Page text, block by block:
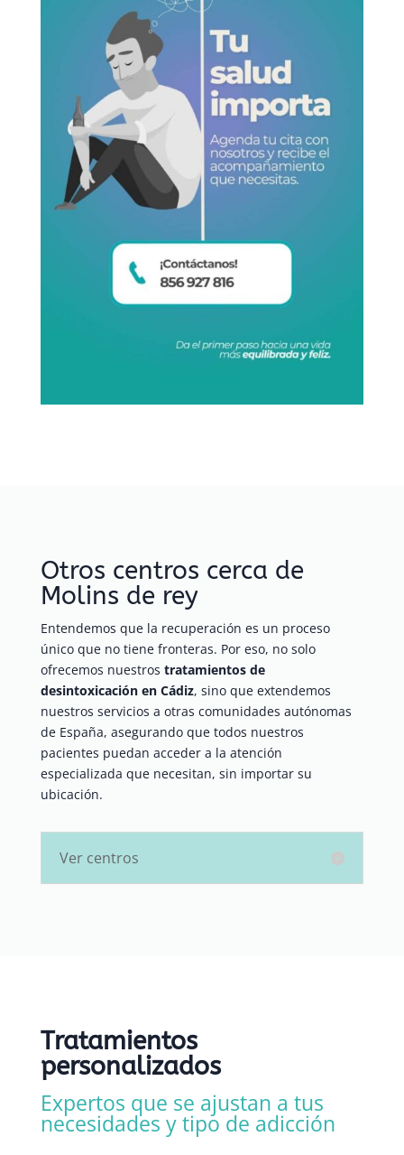
Otros centros cerca de
Molins de rey
Entendemos que la recuperación es un proceso
único que no tiene fronteras. Por eso, no solo
ofrecemos nuestros tratamientos de
desintoxicación en Cádiz, sino que extendemos
nuestros servicios a otras comunidades autónomas
de España, asegurando que todos nuestros
pacientes puedan acceder a la atención
especializada que necesitan, sin importar su
ubicación.
Ver centros
Tratamientos
personalizados
Expertos que se ajustan a tus
necesidades y tipo de adicción